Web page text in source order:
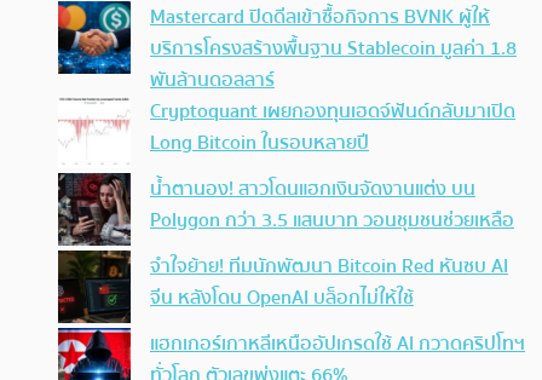
Mastercard ปิดดีลเข้าซื้อกิจการ BVNK ผู้ให้
บริการโครงสร้างพื้นฐาน Stablecoin มูลค่า 1.8
พันล้านดอลลาร์
Cryptoquant เผยกองทุนเฮดจ์ฟันด์กลับมาเปิด
Long Bitcoin ในรอบหลายปี
น้ำตานอง! สาวโดนแฮกเงินจัดงานแต่ง บน
Polygon กว่า 3.5 แสนบาท วอนชุมชนช่วยเหลือ
จำใจย้าย! ทีมนักพัฒนา Bitcoin Red หันซบ AI
จีน หลังโดน OpenAI บล็อกไม่ให้ใช้
แฮกเกอร์เกาหลีเหนืออัปเกรดใช้ AI กวาดคริปโทฯ